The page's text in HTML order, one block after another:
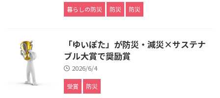
暮らしの防災 防災 防災
「ゆいぽた」が防災・減災×サステナ
ブル大賞で奨励賞
2026/6/4
受賞 防災